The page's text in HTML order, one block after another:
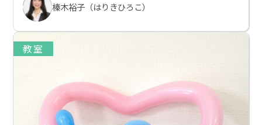
榛木裕子（はりきひろこ）
教室